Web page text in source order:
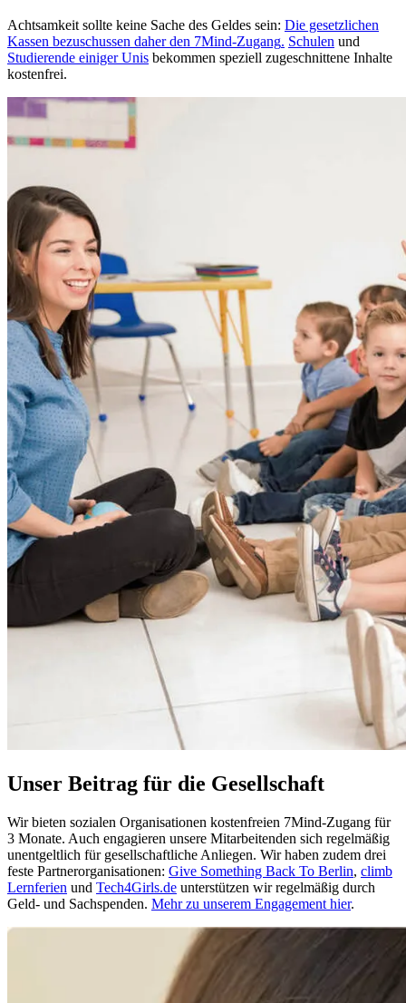
Achtsamkeit sollte keine Sache des Geldes sein: Die gesetzlichen
Kassen bezuschussen daher den 7Mind-Zugang. Schulen und
Studierende einiger Unis bekommen speziell zugeschnittene Inhalte
kostenfrei.
Unser Beitrag für die Gesellschaft
Wir bieten sozialen Organisationen kostenfreien 7Mind-Zugang für
3 Monate. Auch engagieren unsere Mitarbeitenden sich regelmäßig
unentgeltlich für gesellschaftliche Anliegen. Wir haben zudem drei
feste Partnerorganisationen: Give Something Back To Berlin, climb
Lernferien und Tech4Girls.de unterstützen wir regelmäßig durch
Geld- und Sachspenden. Mehr zu unserem Engagement hier.